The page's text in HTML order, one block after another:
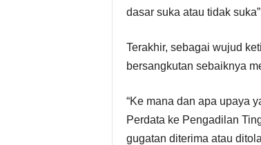
dasar suka atau tidak
Terakhir, sebagai wujud
bersangkutan sebaiknya
“Ke mana dan apa upaya
Perdata ke Pengadilan
gugatan diterima atau